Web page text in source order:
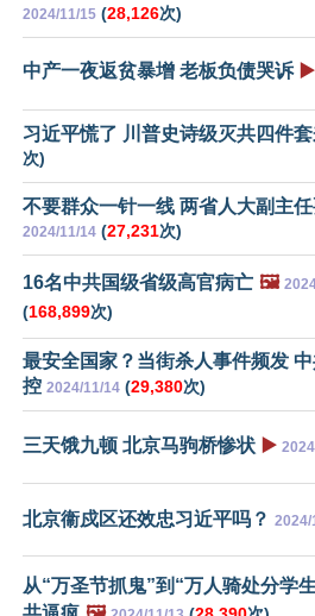
2024/11/15 (28,126次)
中产一夜返贫暴增 老板负债哭诉 ▶️
习近平慌了 川普史诗级灭共四件
次)
不要群众一针一线 两省人大副主
2024/11/14 (27,231次)
16名中共国级省级高官病亡 🖼️
(168,899次)
最安全国家？当街杀人事件频发
控 2024/11/14 (29,380次)
三天饿九顿 北京马驹桥惨状 ▶️
北京衞戍区还效忠习近平吗？ 2024/
从“万圣节抓鬼”到“万人骑处分学